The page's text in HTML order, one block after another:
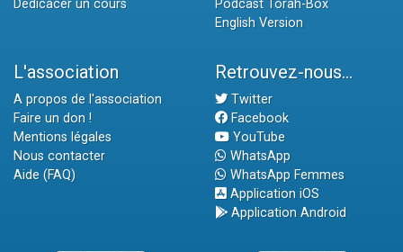
Dédicacer un cours
Podcast Torah-Box
English Version
L'association
A propos de l'association
Faire un don !
Mentions légales
Nous contacter
Aide (FAQ)
Retrouvez-nous...
Twitter
Facebook
YouTube
WhatsApp
WhatsApp Femmes
Application iOS
Application Android